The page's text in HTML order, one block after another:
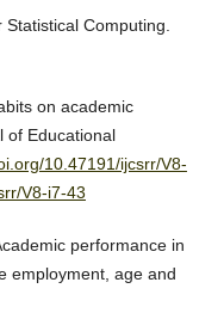
Computing.
on academic
of Educational
10.47191/ijcsrr/V8-
V8-i7-43
performance in
employment, age and